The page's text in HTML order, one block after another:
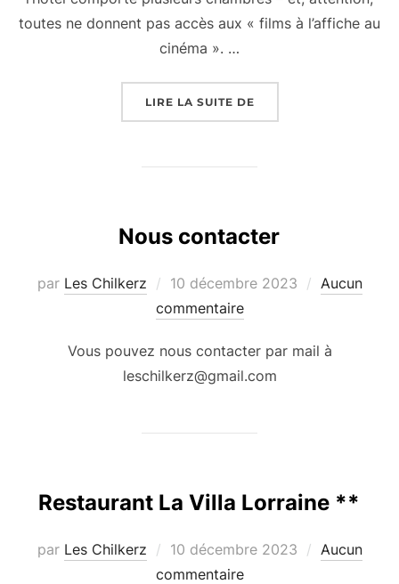
toutes ne donnent pas accès aux « films à l’affiche au
cinéma ». …
LIRE LA SUITE DE« HÔTEL PARADISO
Nous contacter
par Les Chilkerz
Publié
le
10 décembre 2023
Aucun
commentaire
Vous pouvez nous contacter par mail à
leschilkerz@gmail.com
Restaurant La Villa Lorraine **
par Les Chilkerz
Publié
le
10 décembre 2023
Aucun
commentaire